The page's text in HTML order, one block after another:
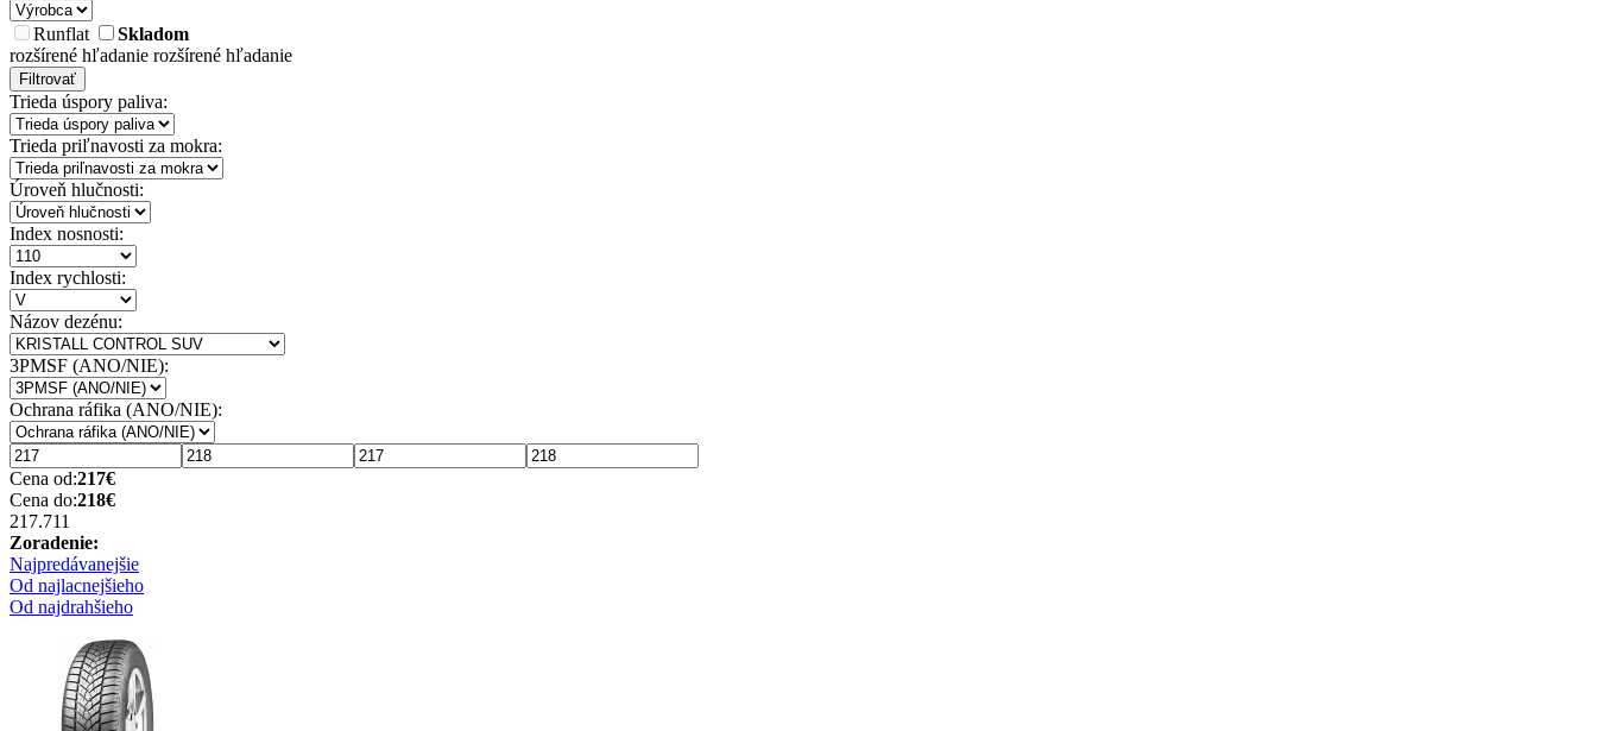
Runflat
Skladom
rozšírené hľadanie rozšírené hľadanie
Filtrovať
Trieda úspory paliva:
Trieda priľnavosti za mokra:
Úroveň hlučnosti:
Index nosnosti:
Index rychlosti:
Názov dezénu:
3PMSF (ANO/NIE):
Ochrana ráfika (ANO/NIE):
Cena od:217€
Cena do:218€
217.711
Zoradenie:
Najpredávanejšie
Od najlacnejšieho
Od najdrahšieho